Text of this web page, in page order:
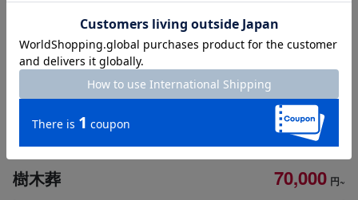
区画や石種などご相談ください。
こちら（PDFの価格表）
をご覧くださ
い。
樹木葬 70,000 円~